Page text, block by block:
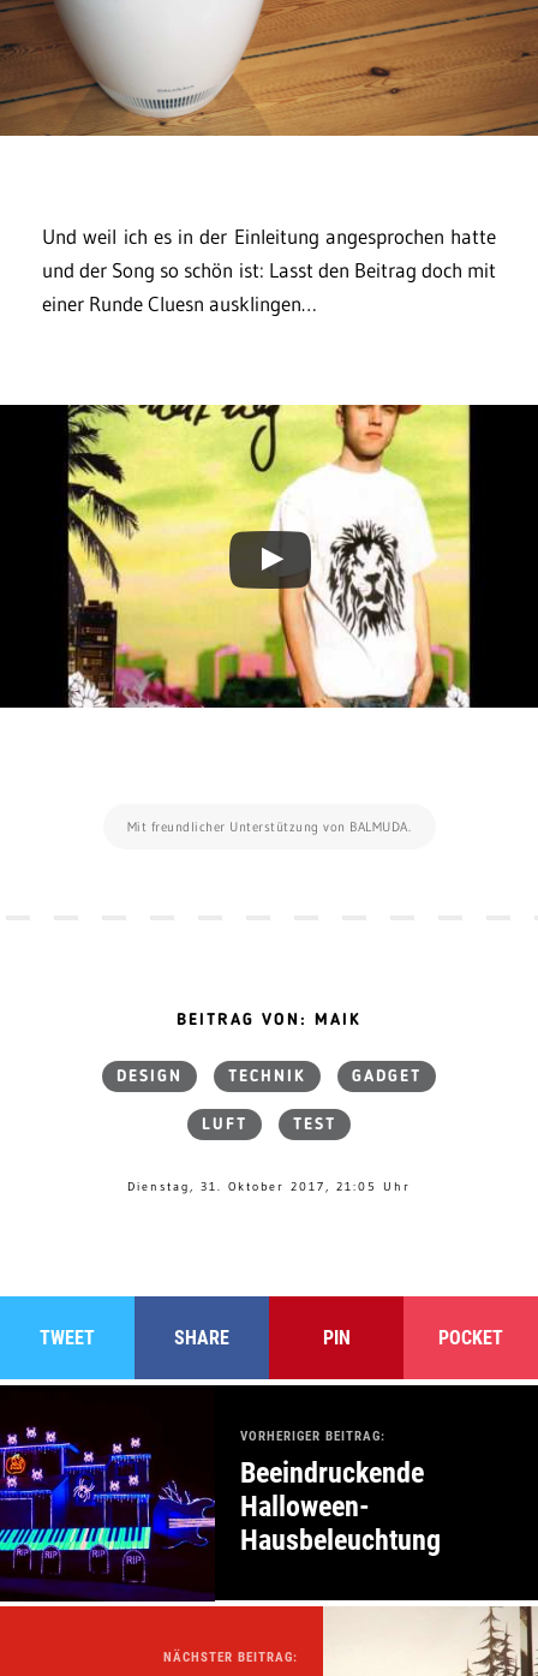
Und weil ich es in der Einleitung angesprochen hatte
und der Song so schön ist: Lasst den Beitrag doch mit
einer Runde Cluesn ausklingen…
Mit freundlicher Unterstützung von BALMUDA.
BEITRAG VON: MAIK
DESIGN TECHNIK GADGET
LUFT TEST
Dienstag, 31. Oktober 2017, 21:05 Uhr
TWEET SHARE PIN POCKET
VORHERIGER BEITRAG:
Beeindruckende
Halloween-
Hausbeleuchtung
NÄCHSTER BEITRAG: